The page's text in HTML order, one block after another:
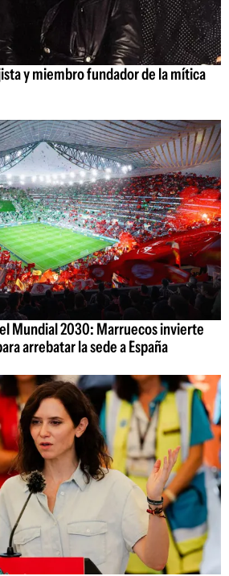
y miembro fundador de la mítica
Mundial 2030: Marruecos invierte
arrebatar la sede a España